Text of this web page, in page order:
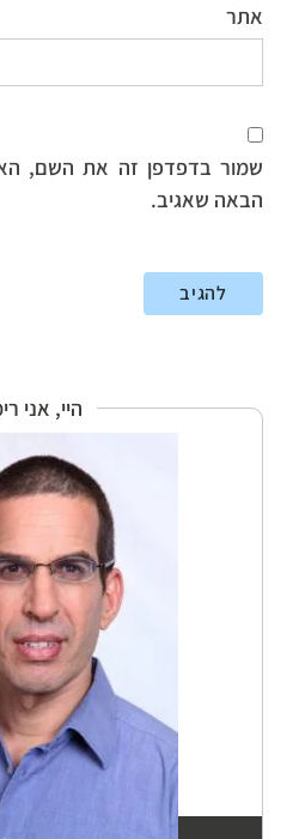
אתר
שמור בדפדפן זה את השם,
הבאה שאגיב.
היי, אני